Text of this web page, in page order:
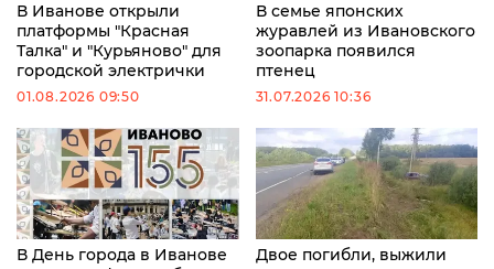
В Иванове открыли
платформы "Красная
Талка" и "Курьяново" для
городской электрички
01.08.2026 09:50
В семье японских
журавлей из Ивановского
зоопарка появился
птенец
31.07.2026 10:36
В День города в Иванове
Двое погибли, выжили